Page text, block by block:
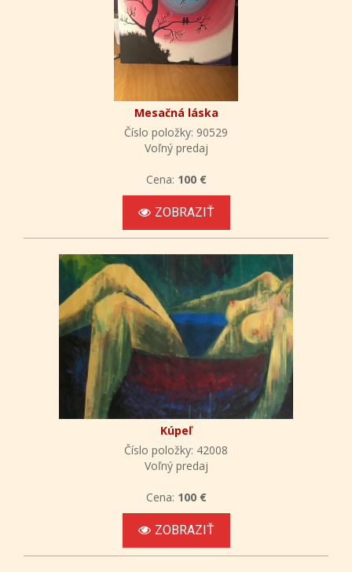
Mesačná láska
Číslo položky: 90529
Voľný predaj
Cena: 100 €
ZOBRAZIŤ
Kúpeľ
Číslo položky: 42008
Voľný predaj
Cena: 100 €
ZOBRAZIŤ